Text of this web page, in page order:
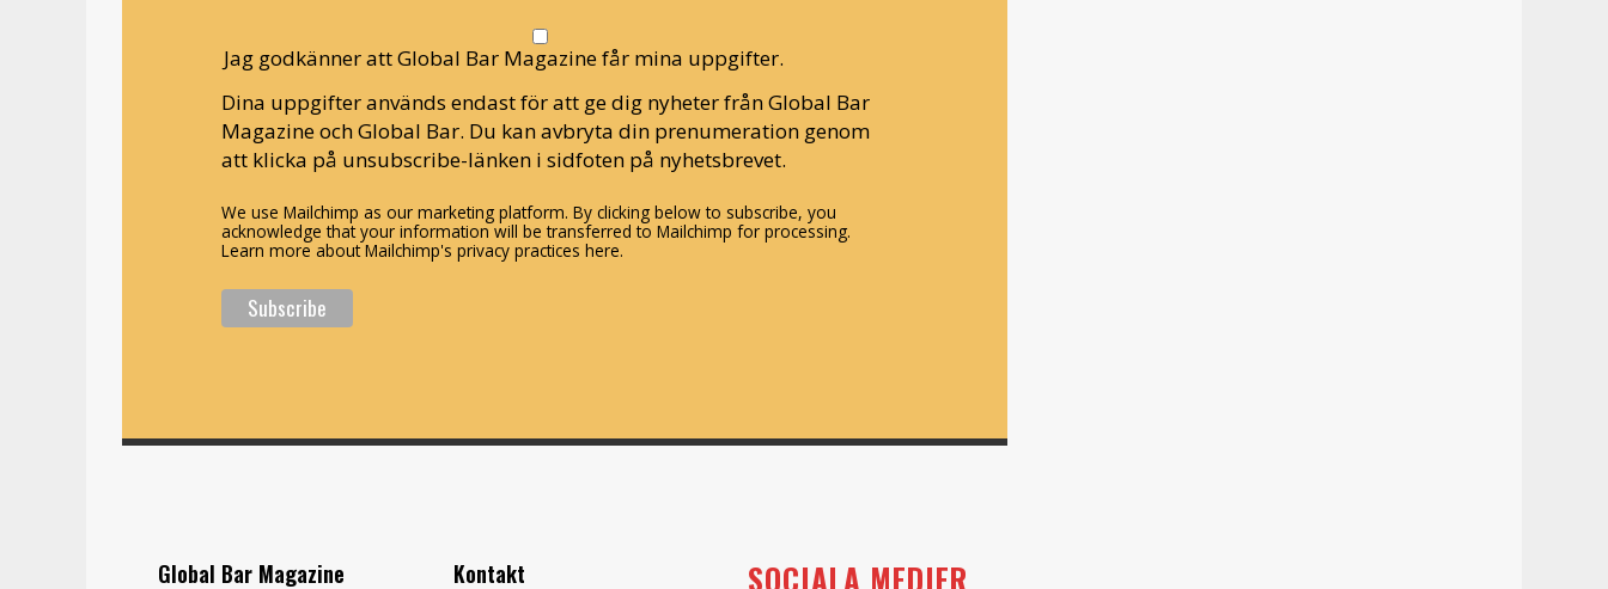
Jag godkänner att Global Bar Magazine får mina uppgifter.
Dina uppgifter används endast för att ge dig nyheter från Global Bar
Magazine och Global Bar. Du kan avbryta din prenumeration genom
att klicka på unsubscribe-länken i sidfoten på nyhetsbrevet.
We use Mailchimp as our marketing platform. By clicking below to subscribe, you
acknowledge that your information will be transferred to Mailchimp for processing.
Learn more about Mailchimp's privacy practices here.
Global Bar Magazine Kontakt SOCIALA MEDIER